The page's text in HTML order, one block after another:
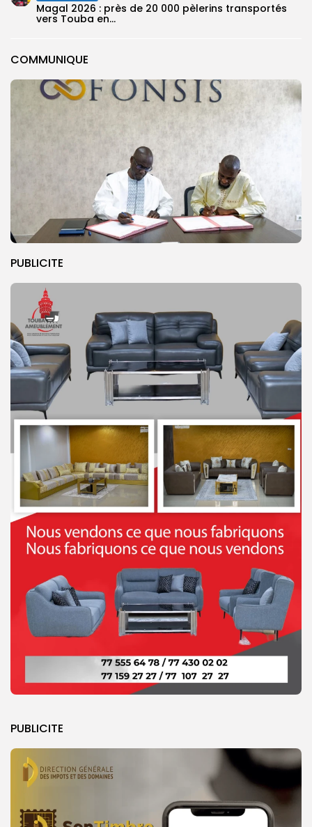
COMMUNIQUE
PUBLICITE
PUBLICITE
Magal 2026 : près de 20 000 pèlerins transportés
vers Touba en...